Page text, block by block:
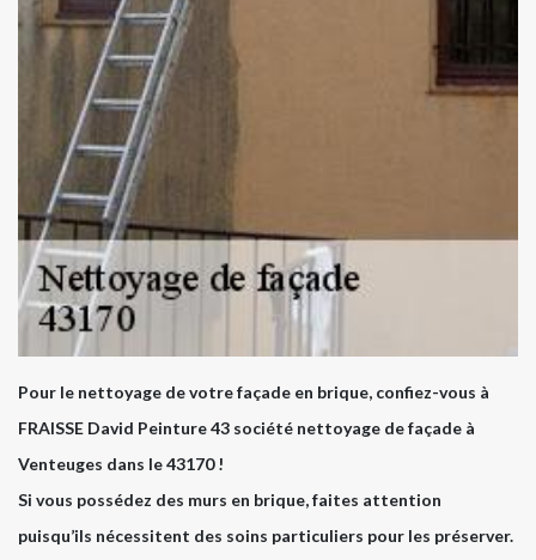
Pour le nettoyage de votre façade en brique, confiez-vous à
FRAISSE David Peinture 43 société nettoyage de façade à
Venteuges dans le 43170 !
Si vous possédez des murs en brique, faites attention
puisqu’ils nécessitent des soins particuliers pour les préserver.